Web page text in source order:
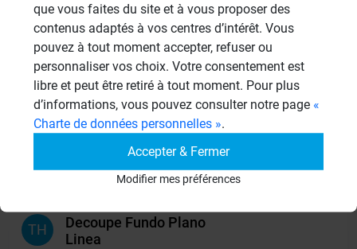
CI Double douche à carreler
05/08/2026 à 20h08 par Citizen
1
NI
Installation paroi de douche sur retour
WEDI 30mm
16/07/2026 à 12h07 par Nico
6
TH
Decoupe Fundo Plano
Linea
que vous faites du site et à vous proposer des
contenus adaptés à vos centres d’intérêt. Vous
pouvez à tout moment accepter, refuser ou
personnaliser vos choix. Votre consentement est
libre et peut être retiré à tout moment. Pour plus
d’informations, vous pouvez consulter notre page «
Charte de données personnelles ».
Accepter & Fermer
Modifier mes préférences